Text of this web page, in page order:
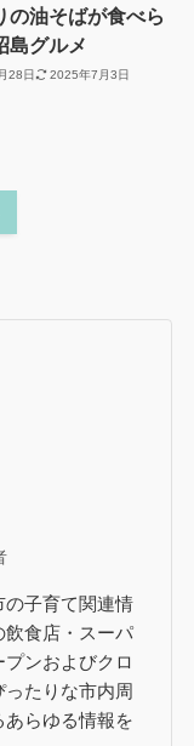
の油そばが食べら
島グルメ
28日 2025年7月3日
の子育て関連情
飲食店・スーパ
ンおよびクロ
たりな市内周
らゆる情報を